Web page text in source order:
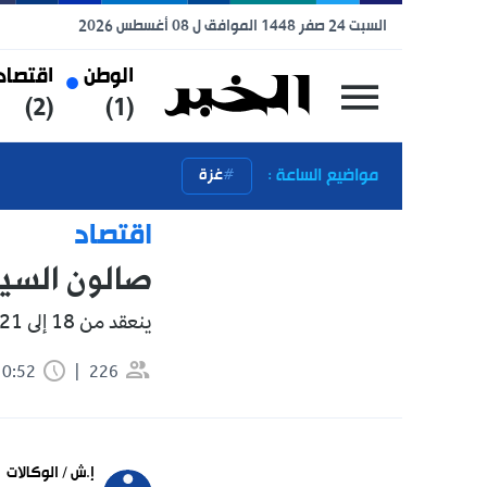
(1)
اقتصاد
(2)
رياضة
(3)
مواضيع الساعة : غزة
صالون السياحة
إ.ش / الوكالات تابعنا
news